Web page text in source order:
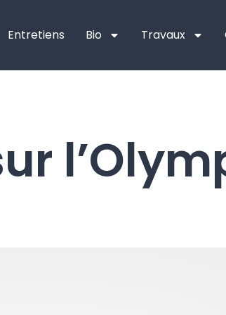
Entretiens Bio Travaux